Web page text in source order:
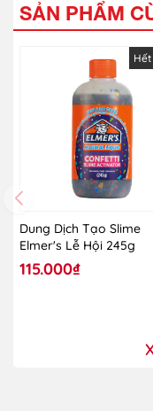
SẢN PHẨM
Dung Dịch Tạo Slime
Elmer's Lễ Hội 245g
115.000₫